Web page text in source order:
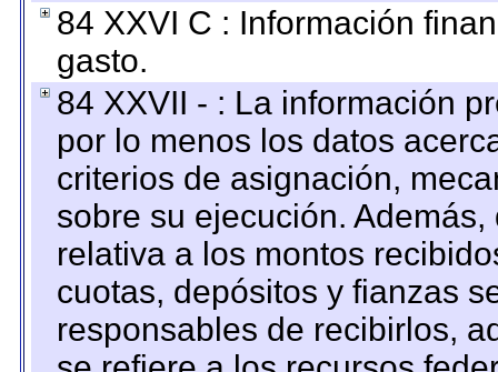
84 XXVI C : Información
gasto.
84 XXVII - : La información
por lo menos los datos
criterios de asignación,
sobre su ejecución.
relativa a los montos
cuotas, depósitos y fianzas
responsables de recibirlos,